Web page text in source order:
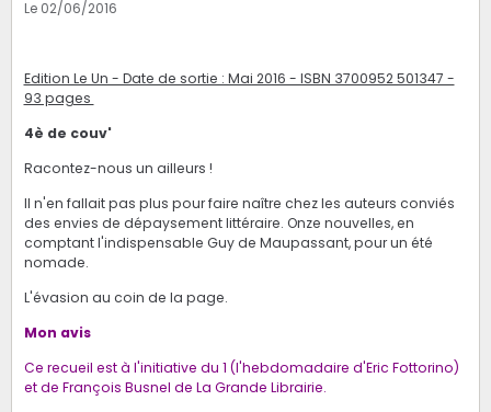
Le 02/06/2016
Edition Le Un - Date de sortie : Mai 2016 - ISBN 3700952 501347 -
93 pages
4è de couv'
Racontez-nous un ailleurs !
Il n'en fallait pas plus pour faire naître chez les auteurs conviés
des envies de dépaysement littéraire. Onze nouvelles, en
comptant l'indispensable Guy de Maupassant, pour un été
nomade.
L'évasion au coin de la page.
Mon avis
Ce recueil est à l'initiative du 1 (l'hebdomadaire d'Eric Fottorino)
et de François Busnel de La Grande Librairie.